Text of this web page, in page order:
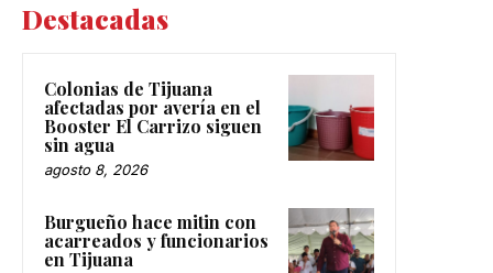
Destacadas
Colonias de Tijuana
afectadas por avería en el
Booster El Carrizo siguen
sin agua
agosto 8, 2026
Burgueño hace mitin con
acarreados y funcionarios
en Tijuana